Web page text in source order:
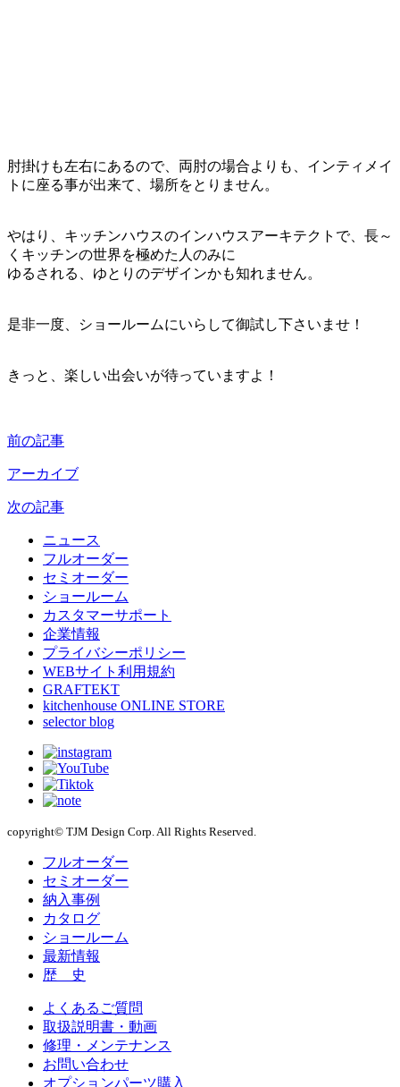
肘掛けも左右にあるので、両肘の場合よりも、インティメイ
トに座る事が出来て、場所をとりません。
やはり、キッチンハウスのインハウスアーキテクトで、長～
くキッチンの世界を極めた人のみに
ゆるされる、ゆとりのデザインかも知れません。
是非一度、ショールームにいらして御試し下さいませ！
きっと、楽しい出会いが待っていますよ！
前の記事
アーカイブ
次の記事
ニュース
フルオーダー
セミオーダー
ショールーム
カスタマーサポート
企業情報
プライバシーポリシー
WEBサイト利用規約
GRAFTEKT
kitchenhouse ONLINE STORE
selector blog
copyright© TJM Design Corp. All Rights Reserved.
フルオーダー
セミオーダー
納入事例
カタログ
ショールーム
最新情報
歴 史
よくあるご質問
取扱説明書・動画
修理・メンテナンス
お問い合わせ
オプションパーツ購入